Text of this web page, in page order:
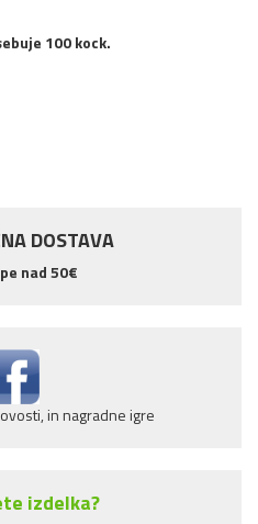
100 kock.
DOSTAVA
nad 50€
in nagradne igre
izdelka?